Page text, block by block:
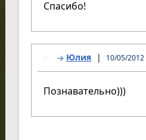
Спасибо!
Юлия 10/05/
Познавательно)))